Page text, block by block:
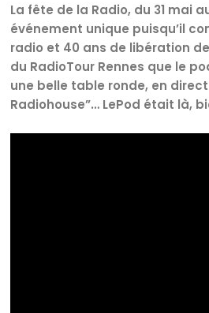
La fête de la Radio, du 31 mai
événement unique puisqu’il
radio et 40 ans de libération
du RadioTour Rennes que le
une belle table ronde, en
Radiohouse”… LePod était là,